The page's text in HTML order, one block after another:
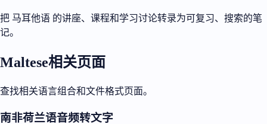
把 马耳他语 的讲座、课程和学习讨论转录为可复习、搜索的笔
记。
Maltese相关页面
查找相关语言组合和文件格式页面。
南非荷兰语音频转文字